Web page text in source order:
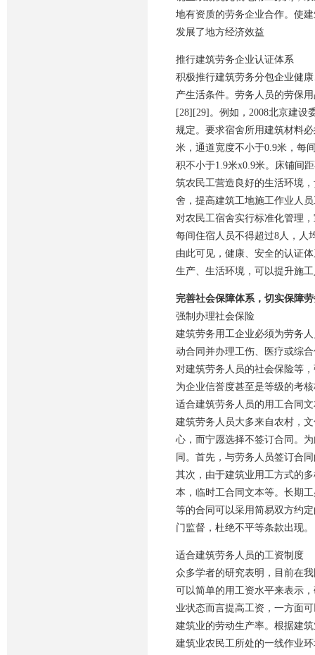
地有资质的劳务企业合作。使
发展了地方经济效益
推行建筑劳务企业认证体系
积极推行建筑劳务分包企业健
产生活条件。劳务人员的劳保
[28][29]。例如，2008北京建设
规定。要求宿舍所用建筑材料
米，通道宽度不小于0.9米，每
积不小于1.9米x0.9米。床铺间
筑农民工营造良好的生活环境
舍，提高建筑工地施工作业人
对农民工宿舍实行标准化管理
每间住宿人员不得超过8人，人
由此可见，健康、安全的认证
生产、生活环境，可以提升施
完善社会保障体系，切实保障
强制办理社会保险
建筑劳务用工企业必须为劳务
动合同并办理工伤、医疗或综
对建筑劳务人员的社会保险等
为企业信誉度甚至是等级的考
适合建筑劳务人员的用工合同
建筑劳务人员大多来自农村，
心，而宁愿选择不签订合同。
同。首先，与劳务人员签订合
其次，由于建筑业用工方式的
本， 临时工合同文本等。长期
等的合同可以采用简易双方约
门监督，杜绝不平等条款出现。
适合建筑劳务人员的工资制度
众多学者的研究表明，目前在
可以简单的用工资水平来表示
业状态而言提高工资，一方面
建筑业的劳动生产率。根据建
建筑业农民工所处的一线作业